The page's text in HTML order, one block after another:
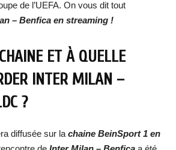
de l’UEFA. On vous dit tout
– Benfica en streaming !
ET À QUELLE
INTER MILAN –
?
diffusée sur la chaine BeinSport 1 en